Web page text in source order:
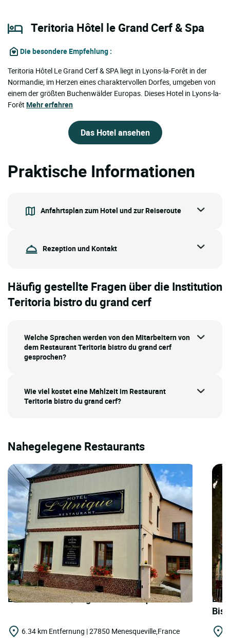
Teritoria Hôtel le Grand Cerf & Spa
Die besondere Empfehlung :
Teritoria Hôtel Le Grand Cerf & SPA liegt in Lyons-la-Forêt in der
Normandie, im Herzen eines charaktervollen Dorfes, umgeben von
einem der größten Buchenwälder Europas. Dieses Hotel in Lyons-la-
Forêt Mehr erfahren
Das Hotel ansehen
Praktische Informationen
Anfahrtsplan zum Hotel und zur Reiseroute
Rezeption und Kontakt
Häufig gestellte Fragen über die Institution
Teritoria bistro du grand cerf
Welche Sprachen werden von den Mitarbeitern von
dem Restaurant Teritoria bistro du grand cerf
gesprochen?
Wie viel kostet eine Mahlzeit im Restaurant
Teritoria bistro du grand cerf?
Nahegelegene Restaurants
LOGIS HOTELS | Logis Hôtel l'Unique
6.34 km Entfernung | 27850 Menesqueville,France